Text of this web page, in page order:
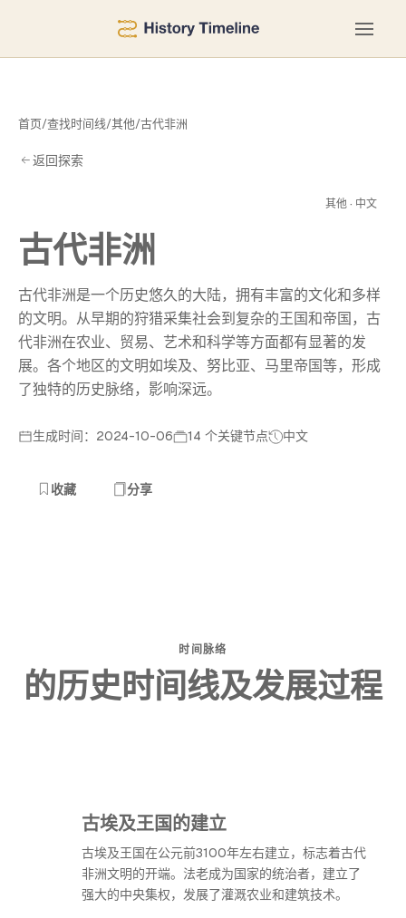
首页/查找时间线/其他/古代非洲
返回探索
其他 · 中文
古代非洲
古代非洲是一个历史悠久的大陆，拥有丰富的文化和多样
的文明。从早期的狩猎采集社会到复杂的王国和帝国，古
代非洲在农业、贸易、艺术和科学等方面都有显著的发
展。各个地区的文明如埃及、努比亚、马里帝国等，形成
了独特的历史脉络，影响深远。
生成时间：2024-10-06 14 个关键节点 中文
收藏 分享
时间脉络
的历史时间线及发展过程
古埃及王国的建立
古埃及王国在公元前3100年左右建立，标志着古代
非洲文明的开端。法老成为国家的统治者，建立了
强大的中央集权，发展了灌溉农业和建筑技术。